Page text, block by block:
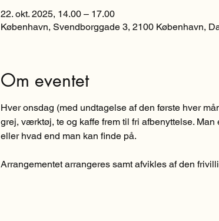
22. okt. 2025, 14.00 – 17.00
København, Svendborggade 3, 2100 København,
Om eventet
Hver onsdag (med undtagelse af den første hver
grej, værktøj, te og kaffe frem til fri afbenyttelse.
eller hvad end man kan finde på.
Arrangementet arrangeres samt afvikles af den